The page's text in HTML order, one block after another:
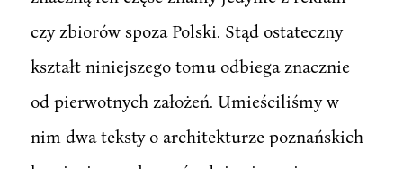
czy zbiorów spoza Polski. Stąd ostateczny
kształt niniejszego tomu odbiega znacznie
od pierwotnych założeń. Umieściliśmy w
nim dwa teksty o architekturze poznańskich